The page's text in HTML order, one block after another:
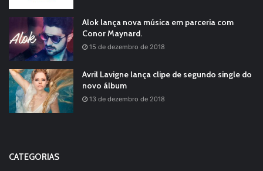
Alok lança nova música em parceria com
Conor Maynard.
15 de dezembro de 2018
Avril Lavigne lança clipe de segundo single do
novo álbum
13 de dezembro de 2018
CATEGORIAS